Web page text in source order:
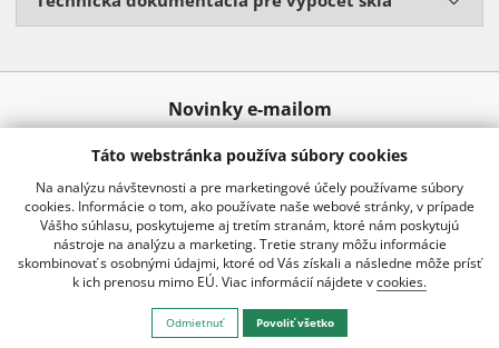
Novinky e-mailom
Odoslať
02 20920 888 info@kraussro.sk
Táto webstránka používa súbory cookies
Na analýzu návštevnosti a pre marketingové účely používame súbory
cookies. Informácie o tom, ako používate naše webové stránky, v prípade
Vášho súhlasu, poskytujeme aj tretím stranám, ktoré nám poskytujú
nástroje na analýzu a marketing. Tretie strany môžu informácie
skombinovať s osobnými údajmi, ktoré od Vás získali a následne môže prísť
k ich prenosu mimo EÚ. Viac informácií nájdete v cookies.
Odmietnuť Povoliť všetko